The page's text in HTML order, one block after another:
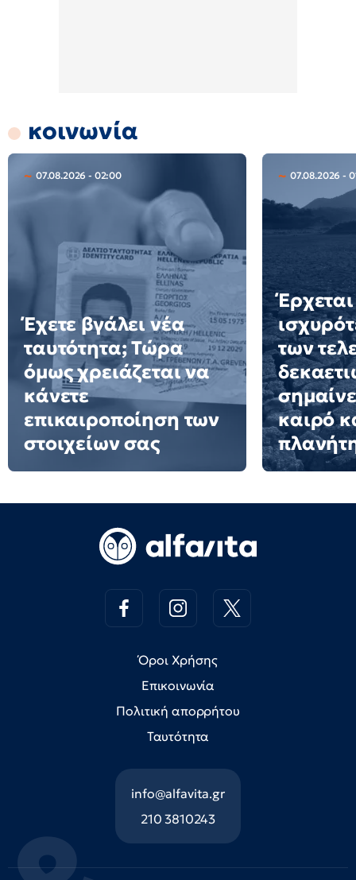
κοινωνία
07.08.2026 - 02:00
Έχετε βγάλει νέα
ταυτότητα; Τώρα
όμως χρειάζεται να
κάνετε
επικαιροποίηση των
στοιχείων σας
07.08.2026 -
των
καιρό
Όροι Χρήσης
Επικοινωνία
Πολιτική απορρήτου
Ταυτότητα
info@alfavita.gr
210 3810243